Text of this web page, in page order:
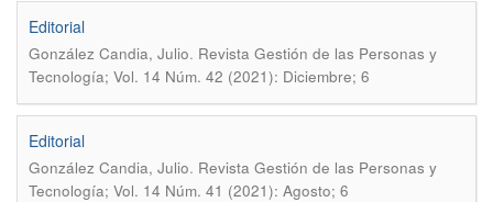
Editorial
González Candia, Julio. Revista Gestión de las Personas y
Tecnología; Vol. 14 Núm. 42 (2021): Diciembre; 6
Editorial
González Candia, Julio. Revista Gestión de las Personas y
Tecnología; Vol. 14 Núm. 41 (2021): Agosto; 6